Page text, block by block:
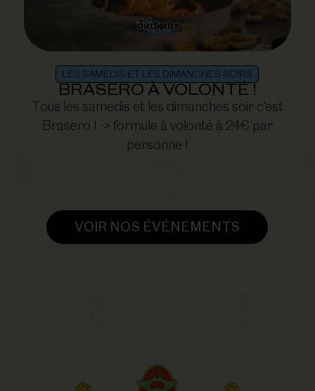
LES SAMEDIS ET LES DIMANCHES SOIRS
BRASERO À VOLONTÉ !
Tous les samedis et les dimanches soir c'est
Brasero ! -> formule à volonté à 24€ par
personne !
VOIR NOS ÉVÉNEMENTS